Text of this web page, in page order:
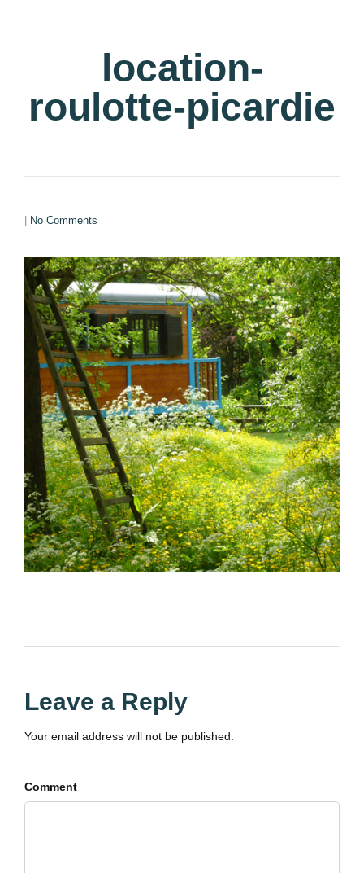
location-
roulotte-picardie
No Comments
Leave a Reply
Your email address will not be published.
Comment